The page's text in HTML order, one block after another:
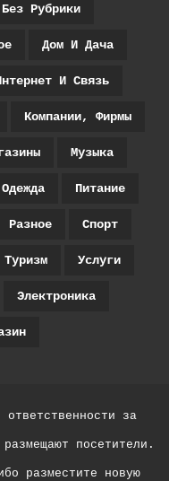
Без Рубрики
Дом И Дача
И Связь
Компании, Фирмы
Музыка
Одежда Питание
Разное Спорт
Туризм Услуги
Электроника
за
посетители.
разместите новую